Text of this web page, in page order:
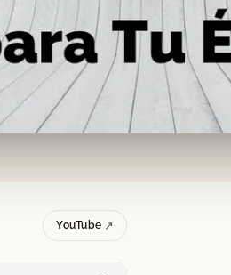
YouTube